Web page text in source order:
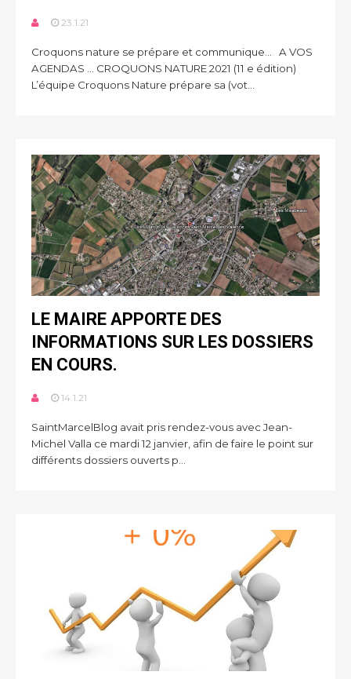
23.1.21
Croquons nature se prépare et communique... A VOS
AGENDAS … CROQUONS NATURE 2021 (11 e édition)
L’équipe Croquons Nature prépare sa (vot...
LE MAIRE APPORTE DES
INFORMATIONS SUR LES DOSSIERS
EN COURS.
14.1.21
SaintMarcelBlog avait pris rendez-vous avec Jean-
Michel Valla ce mardi 12 janvier, afin de faire le point sur
différents dossiers ouverts p...